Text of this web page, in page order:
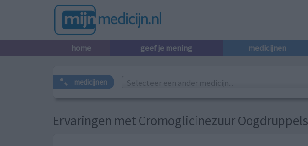
home geef je mening medicijnen
medicijnen Selecteer een ander medicijn...
Ervaringen met Cromoglicinezuur Oogdruppels